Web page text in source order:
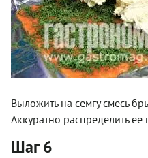
Выложить на семгу смесь
Аккуратно распределить
Шаг 6